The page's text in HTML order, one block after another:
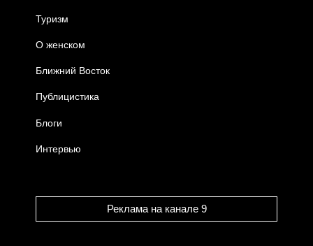
Туризм
О женском
Ближний Восток
Публицистика
Блоги
Интервью
Реклама на канале 9